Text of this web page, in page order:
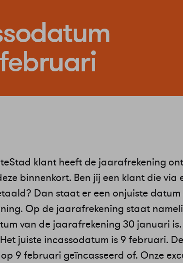
klant heeft de jaarafrekening
binnenkort. Ben jij een klant die via
Dan staat er een onjuiste datum
Op de jaarafrekening staat
van de jaarafrekening 30 januari
juiste incassodatum is 9 februari.
9 februari geïncasseerd of. Onze